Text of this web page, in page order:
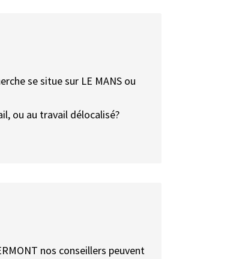
se situe sur LE MANS ou
ou au travail délocalisé?
nos conseillers peuvent